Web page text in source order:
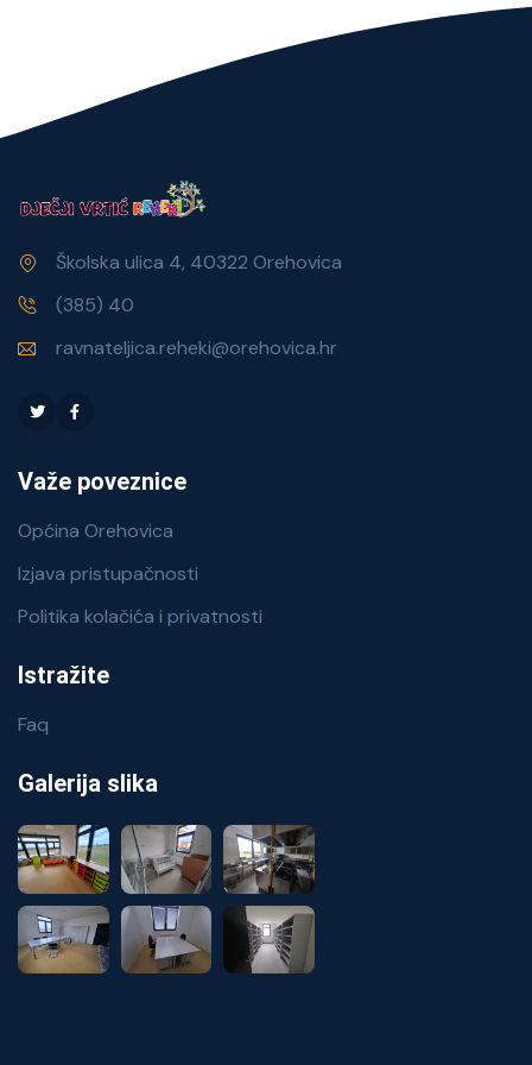
Školska ulica 4, 40322 Orehovica
(385) 40
ravnateljica.reheki@orehovica.hr
Važe poveznice
Općina Orehovica
Izjava pristupačnosti
Politika kolačića i privatnosti
Istražite
Faq
Galerija slika